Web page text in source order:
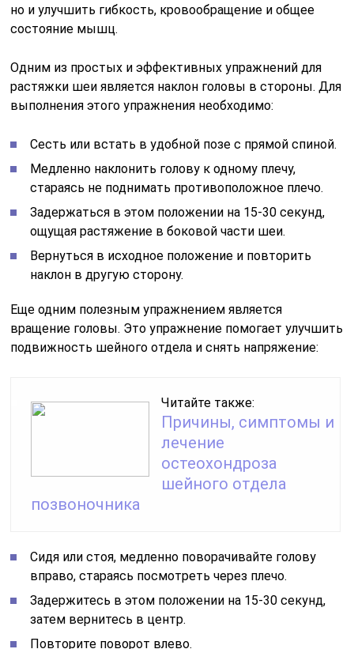
но и улучшить гибкость, кровообращение и общее
состояние мышц.
Одним из простых и эффективных упражнений для
растяжки шеи является наклон головы в стороны. Для
выполнения этого упражнения необходимо:
Сесть или встать в удобной позе с прямой спиной.
Медленно наклонить голову к одному плечу,
стараясь не поднимать противоположное плечо.
Задержаться в этом положении на 15-30 секунд,
ощущая растяжение в боковой части шеи.
Вернуться в исходное положение и повторить
наклон в другую сторону.
Еще одним полезным упражнением является
вращение головы. Это упражнение помогает улучшить
подвижность шейного отдела и снять напряжение:
Читайте также:
Причины, симптомы и
лечение
остеохондроза
шейного отдела
позвоночника
Сидя или стоя, медленно поворачивайте голову
вправо, стараясь посмотреть через плечо.
Задержитесь в этом положении на 15-30 секунд,
затем вернитесь в центр.
Повторите поворот влево.